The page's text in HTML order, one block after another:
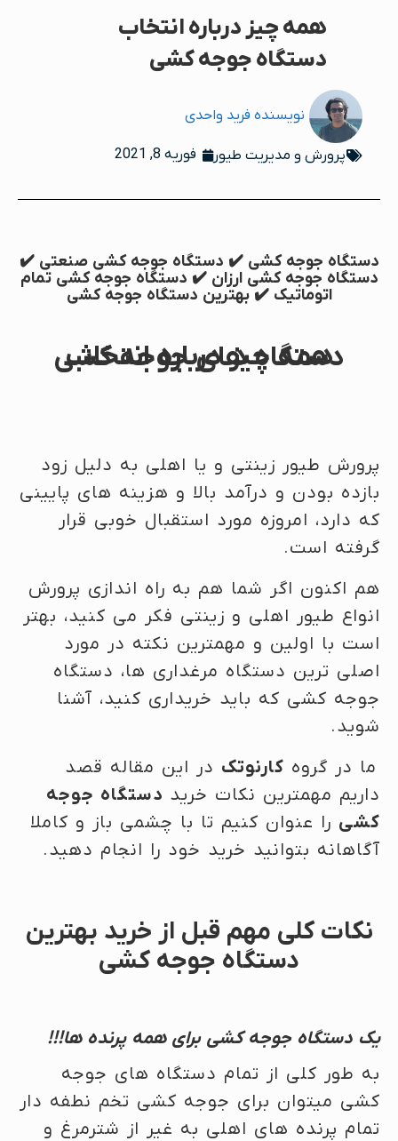
همه چیز درباره انتخاب
دستگاه جوجه کشی
نویسنده فرید واحدی
پرورش و مدیریت طیور فوریه 8, 2021
دستگاه جوجه کشی ✔️ دستگاه جوجه کشی صنعتی ✔️
دستگاه جوجه کشی ارزان ✔️ دستگاه جوجه کشی تمام
اتوماتیک ✔️ بهترین دستگاه جوجه کشی
همه چیز درباره انتخاب دستگاه های جوجه کشی
پرورش طیور زینتی و یا اهلی به دلیل زود
بازده بودن و درآمد بالا و هزینه های پایینی
که دارد، امروزه مورد استقبال خوبی قرار
گرفته است.
هم اکنون اگر شما هم به راه اندازی پرورش
انواع طیور اهلی و زینتی فکر می کنید، بهتر
است با اولین و مهمترین نکته در مورد
اصلی ترین دستگاه مرغداری ها، دستگاه
جوجه کشی که باید خریداری کنید، آشنا
شوید.
ما در گروه کارنوتک در این مقاله قصد
داریم مهمترین نکات خرید دستگاه جوجه
کشی را عنوان کنیم تا با چشمی باز و کاملا
آگاهانه بتوانید خرید خود را انجام دهید.
نکات کلی مهم قبل از خرید بهترین
دستگاه جوجه کشی
یک دستگاه جوجه کشی برای همه پرنده ها!!!
به طور کلی از تمام دستگاه های جوجه
کشی میتوان برای جوجه کشی تخم نطفه دار
تمام پرنده های اهلی به غیر از شترمرغ و